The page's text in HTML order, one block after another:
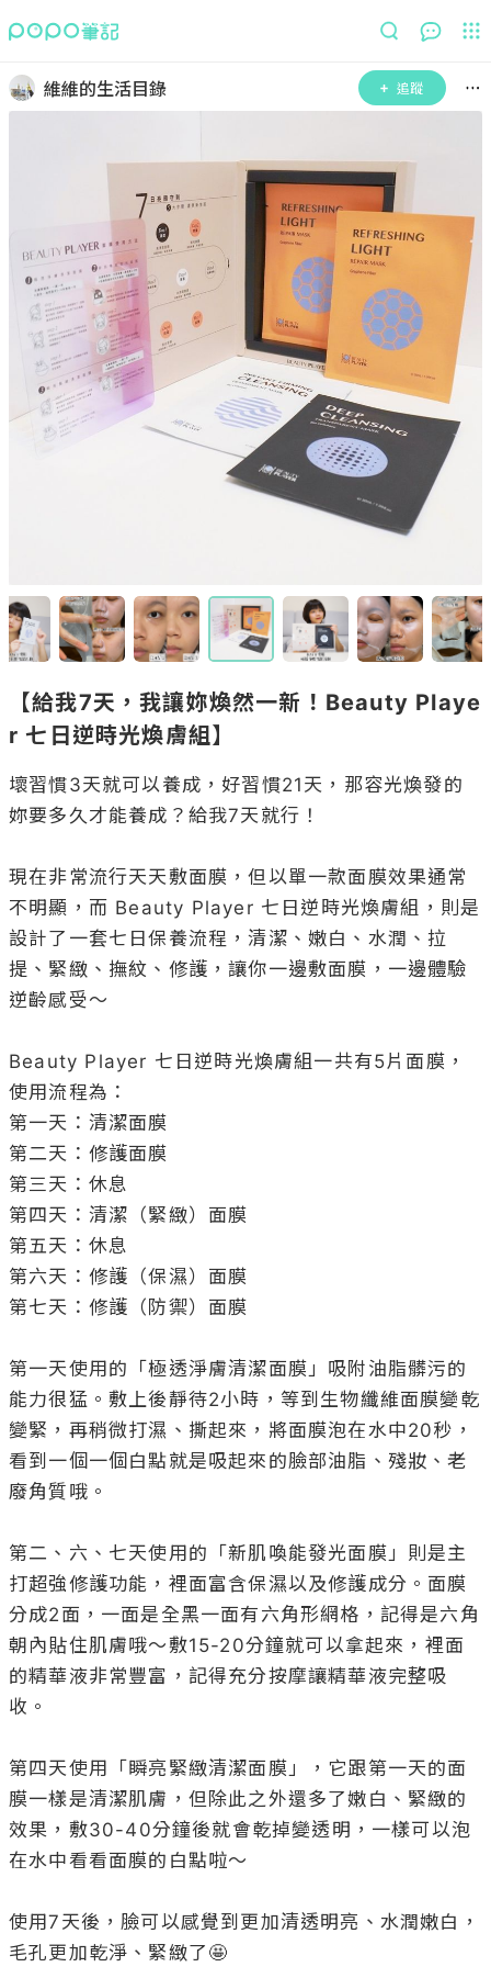
維維的生活目錄 追蹤
【給我7天，我讓妳煥然一新！Beauty Playe
r 七日逆時光煥膚組】
壞習慣3天就可以養成，好習慣21天，那容光煥發的
妳要多久才能養成？給我7天就行！
現在非常流行天天敷面膜，但以單一款面膜效果通常
不明顯，而 Beauty Player 七日逆時光煥膚組，則是
設計了一套七日保養流程，清潔、嫩白、水潤、拉
提、緊緻、撫紋、修護，讓你一邊敷面膜，一邊體驗
逆齡感受～
Beauty Player 七日逆時光煥膚組一共有5片面膜，
使用流程為：
第一天：清潔面膜
第二天：修護面膜
第三天：休息
第四天：清潔（緊緻）面膜
第五天：休息
第六天：修護（保濕）面膜
第七天：修護（防禦）面膜
第一天使用的「極透淨膚清潔面膜」吸附油脂髒污的
能力很猛。敷上後靜待2小時，等到生物纖維面膜變乾
變緊，再稍微打濕、撕起來，將面膜泡在水中20秒，
看到一個一個白點就是吸起來的臉部油脂、殘妝、老
廢角質哦。
第二、六、七天使用的「新肌喚能發光面膜」則是主
打超強修護功能，裡面富含保濕以及修護成分。面膜
分成2面，一面是全黑一面有六角形網格，記得是六角
朝內貼住肌膚哦～敷15-20分鐘就可以拿起來，裡面
的精華液非常豐富，記得充分按摩讓精華液完整吸
收。
第四天使用「瞬亮緊緻清潔面膜」，它跟第一天的面
膜一樣是清潔肌膚，但除此之外還多了嫩白、緊緻的
效果，敷30-40分鐘後就會乾掉變透明，一樣可以泡
在水中看看面膜的白點啦～
使用7天後，臉可以感覺到更加清透明亮、水潤嫩白，
毛孔更加乾淨、緊緻了🤩